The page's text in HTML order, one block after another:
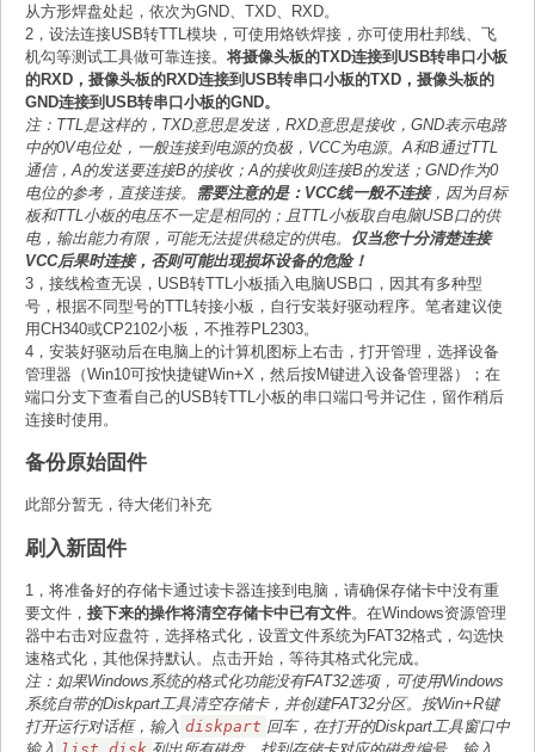
从方形焊盘处起，依次为GND、TXD、RXD。
2，设法连接USB转TTL模块，可使用烙铁焊接，亦可使用杜邦线、飞
机勾等测试工具做可靠连接。 将摄像头板的TXD连接到USB转串口小板
的RXD，摄像头板的RXD连接到USB转串口小板的TXD，摄像头板的
GND连接到USB转串口小板的GND。
注：TTL是这样的，TXD意思是发送，RXD意思是接收，GND表示电路
中的0V电位处，一般连接到电源的负极，VCC为电源。A和B通过TTL
通信，A的发送要连接B的接收；A的接收则连接B的发送；GND作为0
电位的参考，直接连接。
需要注意的是：VCC线一般不连接，因为目标
板和TTL小板的电压不一定是相同的；且TTL小板取自电脑USB口的供
电，输出能力有限，可能无法提供稳定的供电。 仅当您十分清楚连接
VCC后果时连接，否则可能出现损坏设备的危险！
3，接线检查无误，USB转TTL小板插入电脑USB口，因其有多种型
号，根据不同型号的TTL转接小板，自行安装好驱动程序。笔者建议使
用CH340或CP2102小板，不推荐PL2303。
4，安装好驱动后在电脑上的计算机图标上右击，打开管理，选择设备
管理器（Win10可按快捷键Win+X，然后按M键进入设备管理器）；在
端口分支下查看自己的USB转TTL小板的串口端口号并记住，留作稍后
连接时使用。
备份原始固件
此部分暂无，待大佬们补充
刷入新固件
1，将准备好的存储卡通过读卡器连接到电脑，请确保存储卡中没有重
要文件， 接下来的操作将清空存储卡中已有文件。在Windows资源管理
器中右击对应盘符，选择格式化，设置文件系统为FAT32格式，勾选快
速格式化，其他保持默认。点击开始，等待其格式化完成。
注：如果Windows系统的格式化功能没有FAT32选项，可使用Windows
系统自带的Diskpart工具清空存储卡，并创建FAT32分区。按Win+R键
打开运行对话框，输入 diskpart 回车，在打开的Diskpart工具窗口中